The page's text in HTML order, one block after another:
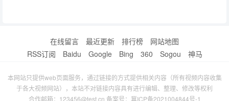
在线留言 最近更新 排行榜
网站地图
RSS订阅
Baidu Google Bing 360 Sogou 神马
本网站只提供web页面服务，通过链接的方式提供相关内容（所有视频内容收集
于各大视频网站），本站不对链接内容具有进行编辑、整理、修改等权利
合作邮箱：123456@test.cn 备案号： 冀ICP备2021004844号-1